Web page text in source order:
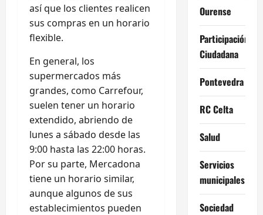
así que los clientes realicen
sus compras en un horario
flexible.
En general, los
supermercados más
grandes, como Carrefour,
suelen tener un horario
extendido, abriendo de
lunes a sábado desde las
9:00 hasta las 22:00 horas.
Por su parte, Mercadona
tiene un horario similar,
aunque algunos de sus
establecimientos pueden
Ourense
Participación
Ciudadana
Pontevedra
RC Celta
Salud
Servicios
municipales
Sociedad